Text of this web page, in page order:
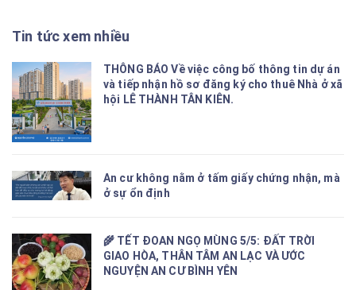
Tin tức xem nhiều
THÔNG BÁO Về việc công bố thông tin dự án
và tiếp nhận hồ sơ đăng ký cho thuê Nhà ở xã
hội LÊ THÀNH TÂN KIÊN.
An cư không nằm ở tấm giấy chứng nhận, mà
ở sự ổn định
🌾 TẾT ĐOAN NGỌ MÙNG 5/5: ĐẤT TRỜI
GIAO HÒA, THÂN TÂM AN LẠC VÀ ƯỚC
NGUYỆN AN CƯ BÌNH YÊN